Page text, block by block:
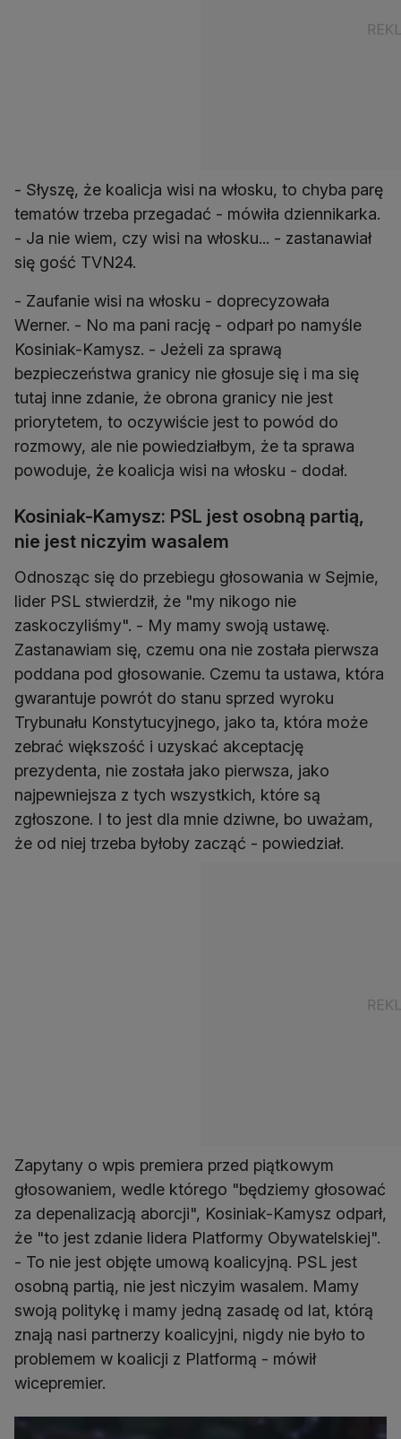
- Słyszę, że koalicja wisi na włosku, to chyba parę
tematów trzeba przegadać - mówiła dziennikarka.
- Ja nie wiem, czy wisi na włosku... - zastanawiał
się gość TVN24.
- Zaufanie wisi na włosku - doprecyzowała
Werner. - No ma pani rację - odparł po namyśle
Kosiniak-Kamysz. - Jeżeli za sprawą
bezpieczeństwa granicy nie głosuje się i ma się
tutaj inne zdanie, że obrona granicy nie jest
priorytetem, to oczywiście jest to powód do
rozmowy, ale nie powiedziałbym, że ta sprawa
powoduje, że koalicja wisi na włosku - dodał.
Kosiniak-Kamysz: PSL jest osobną partią,
nie jest niczyim wasalem
Odnosząc się do przebiegu głosowania w Sejmie,
lider PSL stwierdził, że "my nikogo nie
zaskoczyliśmy". - My mamy swoją ustawę.
Zastanawiam się, czemu ona nie została pierwsza
poddana pod głosowanie. Czemu ta ustawa, która
gwarantuje powrót do stanu sprzed wyroku
Trybunału Konstytucyjnego, jako ta, która może
zebrać większość i uzyskać akceptację
prezydenta, nie została jako pierwsza, jako
najpewniejsza z tych wszystkich, które są
zgłoszone. I to jest dla mnie dziwne, bo uważam,
Zapytany o wpis premiera przed piątkowym
głosowaniem, wedle którego "będziemy głosować
za depenalizacją aborcji", Kosiniak-Kamysz odparł,
że "to jest zdanie lidera Platformy Obywatelskiej".
- To nie jest objęte umową koalicyjną. PSL jest
osobną partią, nie jest niczyim wasalem. Mamy
swoją politykę i mamy jedną zasadę od lat, którą
znają nasi partnerzy koalicyjni, nigdy nie było to
problemem w koalicji z Platformą - mówił
wicepremier.